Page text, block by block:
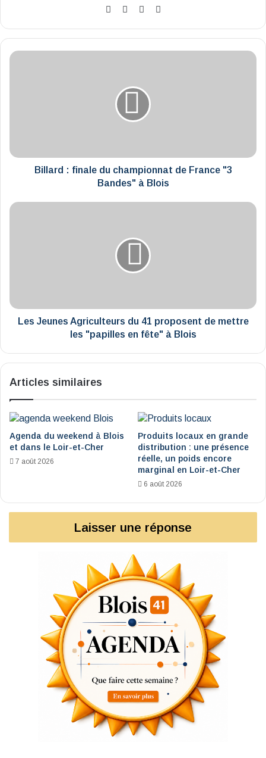
WebsiteFacebook
X
Billard
Bandes"
Billard : finale du championnat de France "3
Bandes" à Blois
Les
les
"papilles
Les Jeunes Agriculteurs du 41 proposent de mettre
les "papilles en fête" à Blois
Articles similaires
Agenda du weekend à Blois
et dans le Loir-et-Cher
7 août 2026
Produits locaux en grande
distribution : une présence
réelle, un poids encore
marginal en Loir-et-Cher
6 août 2026
Laisser une réponse